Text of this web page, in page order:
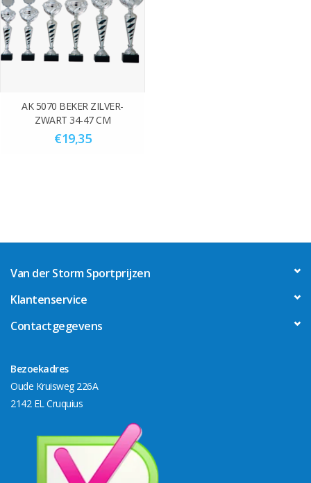
AK 5070 BEKER ZILVER-
ZWART 34-47 CM
€19,35
Van der Storm Sportprijzen
Klantenservice
Contactgegevens
Bezoekadres
Oude Kruisweg 226A
2142 EL Cruquius